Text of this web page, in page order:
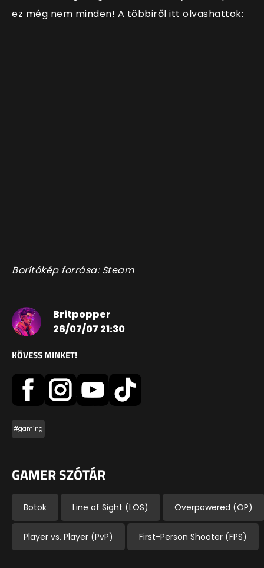
ez még nem minden! A többiről itt olvashattok:
Borítókép forrása: Steam
Britpopper
26/07/07 21:30
KÖVESS MINKET!
#gaming
GAMER SZÓTÁR
Botok Line of Sight (LOS) Overpowered (OP)
Player vs. Player (PvP) First-Person Shooter (FPS)